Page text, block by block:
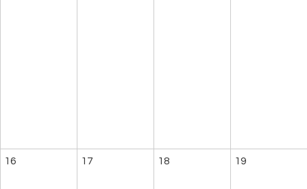
16 17 18 19